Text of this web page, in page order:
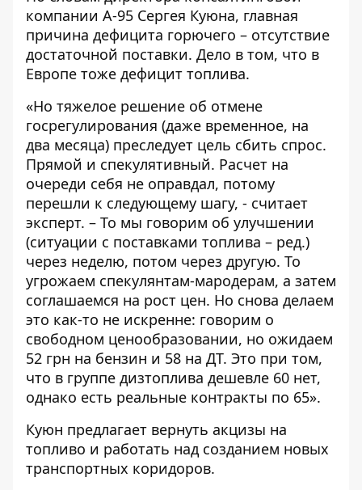
компании А-95 Сергея Куюна, главная
причина дефицита горючего – отсутствие
достаточной поставки. Дело в том, что в
Европе тоже дефицит топлива.
«Но тяжелое решение об отмене
госрегулирования (даже временное, на
два месяца) преследует цель сбить спрос.
Прямой и спекулятивный. Расчет на
очереди себя не оправдал, потому
перешли к следующему шагу, - считает
эксперт. – То мы говорим об улучшении
(ситуации с поставками топлива – ред.)
через неделю, потом через другую. То
угрожаем спекулянтам-мародерам, а затем
соглашаемся на рост цен. Но снова делаем
это как-то не искренне: говорим о
свободном ценообразовании, но ожидаем
52 грн на бензин и 58 на ДТ. Это при том,
что в группе дизтоплива дешевле 60 нет,
однако есть реальные контракты по 65».
Куюн предлагает вернуть акцизы на
топливо и работать над созданием новых
транспортных коридоров.